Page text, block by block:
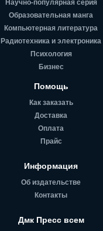
Научно-популярная серия
Образовательная манга
Компьютерная литература
Радиотехника и электроника
Психология
Бизнес
Помощь
Как заказать
Доставка
Оплата
Прайс
Информация
Об издательстве
Контакты
Дмк Пресс всем